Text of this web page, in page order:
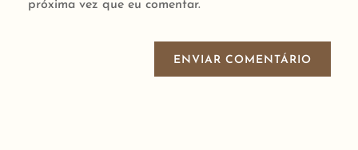
próxima vez que eu comentar.
ENVIAR COMENTÁRIO